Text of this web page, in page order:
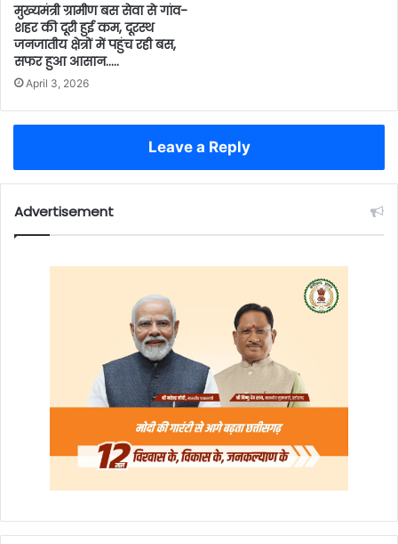
मुख्यमंत्री ग्रामीण बस सेवा से गांव-
शहर की दूरी हुई कम, दूरस्थ
जनजातीय क्षेत्रों में पहुंच रही बस,
सफर हुआ आसान…..
April 3, 2026
Leave a Reply
Advertisement